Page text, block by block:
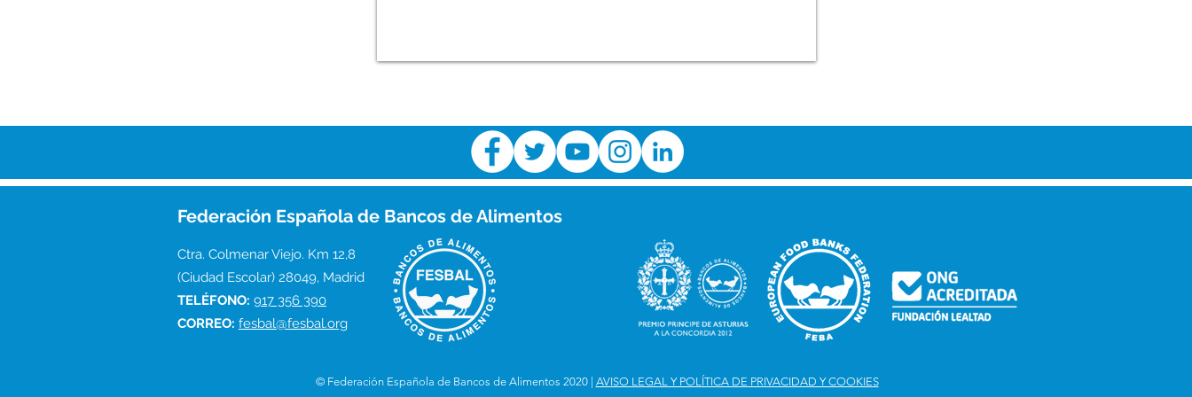
Federación Española de Bancos de Alimentos
Ctra. Colmenar Viejo. Km 12,8
(Ciudad Escolar) 28049, Madrid
TELÉFONO: 917 356 390
CORREO: fesbal@fesbal.org
© Federación Española de Bancos de Alimentos 2020 | AVISO LEGAL Y POLÍTICA DE PRIVACIDAD Y COOKIES